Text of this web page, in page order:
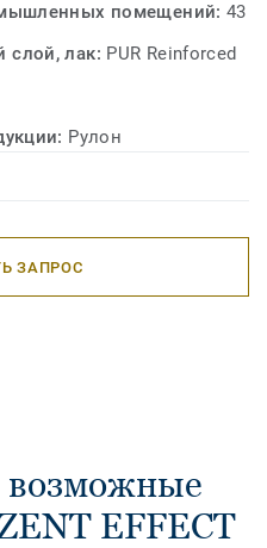
помещений:43
слой, лак: PUR Reinforced
Рулон
ЗАПРОС
возможные
EFFECT